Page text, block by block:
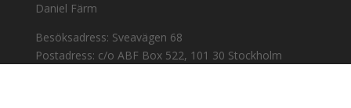
Daniel Färm
Besöksadress: Sveavägen 68
Postadress: c/o ABF Box 522, 101 30 Stockholm